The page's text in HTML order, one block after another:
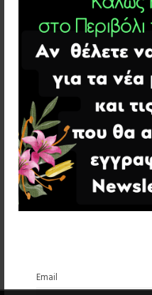
Email